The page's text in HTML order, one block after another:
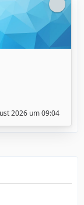
2026 um 09:04